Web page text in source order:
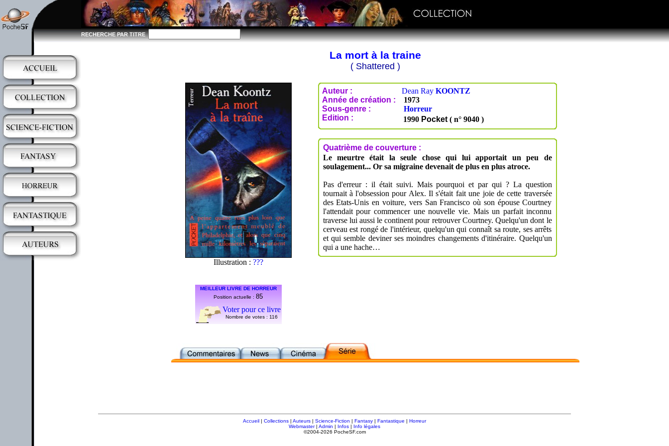
RECHERCHE PAR TITRE
La mort à la traine
( Shattered )
Illustration : ???
MEILLEUR LIVRE DE HORREUR
Position actuelle : 85
Voter pour ce livre
Nombre de votes : 116
Auteur : Dean Ray KOONTZ
Année de création :
1973
Sous-genre :
Horreur
Edition :
1990 Pocket ( n° 9040 )
Quatrième de couverture :
Le meurtre était la seule chose qui lui apportait un peu de
soulagement... Or sa migraine devenait de plus en plus atroce.
Pas d'erreur : il était suivi. Mais pourquoi et par qui ? La question
tournait à l'obsession pour Alex. Il s'était fait une joie de cette traversée
des Etats-Unis en voiture, vers San Francisco où son épouse Courtney
l'attendait pour commencer une nouvelle vie. Mais un parfait inconnu
traverse lui aussi le continent pour retrouver Courtney. Quelqu'un dont le
cerveau est rongé de l'intérieur, quelqu'un qui connaît sa route, ses arrêts
et qui semble deviner ses moindres changements d'itinéraire. Quelqu'un
qui a une hache…
Accueil | Collections | Auteurs | Science-Fiction | Fantasy | Fantastique | Horreur
Webmaster| Admin | Infos | Info légales
©2004-2026 PocheSF.com